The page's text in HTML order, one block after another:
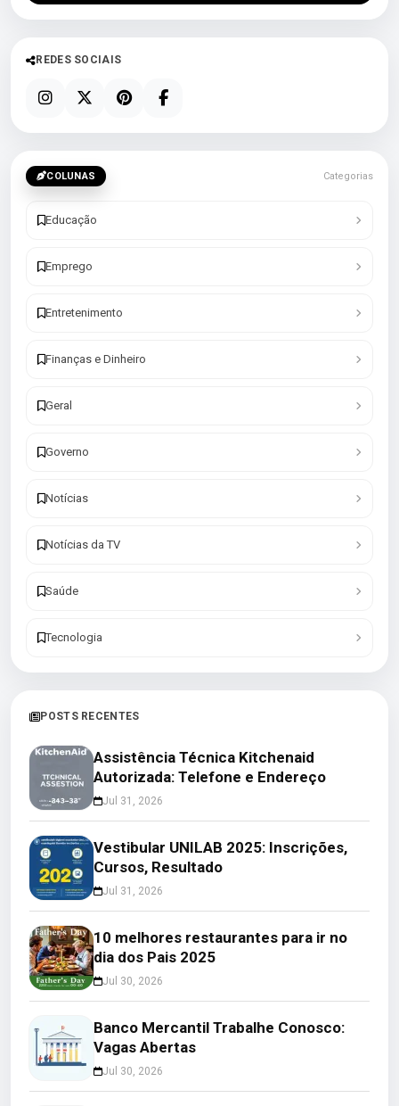
REDES SOCIAIS
COLUNAS Categorias
Educação
Emprego
Entretenimento
Finanças e Dinheiro
Geral
Governo
Notícias
Notícias da TV
Saúde
Tecnologia
POSTS RECENTES
Assistência Técnica Kitchenaid
Autorizada: Telefone e Endereço
Jul 31, 2026
Vestibular UNILAB 2025: Inscrições,
Cursos, Resultado
Jul 31, 2026
10 melhores restaurantes para ir no
dia dos Pais 2025
Jul 30, 2026
Banco Mercantil Trabalhe Conosco:
Vagas Abertas
Jul 30, 2026